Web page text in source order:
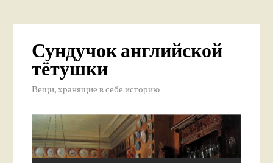
Сундучок английской
тётушки
Вещи, хранящие в себе историю